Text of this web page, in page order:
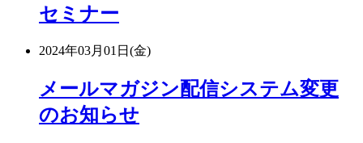
セミナー
2024年03月01日(金)
メールマガジン配信システム変更
のお知らせ